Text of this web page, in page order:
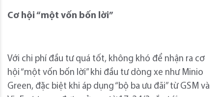
Cơ hội “một vốn bốn lời”
Với chi phí đầu tư quá tốt, không khó để nhận ra cơ
hội “một vốn bốn lời” khi đầu tư dòng xe như Minio
Green, đặc biệt khi áp dụng “bộ ba ưu đãi” từ GSM và